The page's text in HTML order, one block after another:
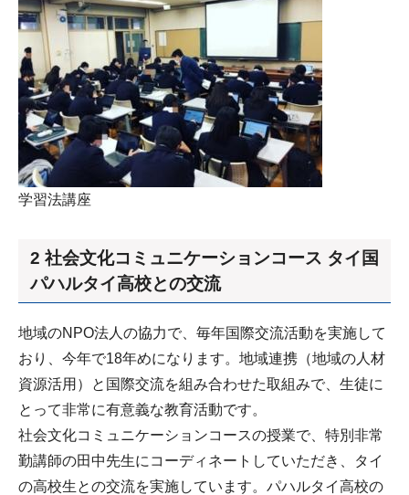
学習法講座
2 社会文化コミュニケーションコース タイ国
パハルタイ高校との交流
地域のNPO法人の協力で、毎年国際交流活動を実施して
おり、今年で18年めになります。地域連携（地域の人材
資源活用）と国際交流を組み合わせた取組みで、生徒に
とって非常に有意義な教育活動です。
社会文化コミュニケーションコースの授業で、特別非常
勤講師の田中先生にコーディネートしていただき、タイ
の高校生との交流を実施しています。パハルタイ高校の